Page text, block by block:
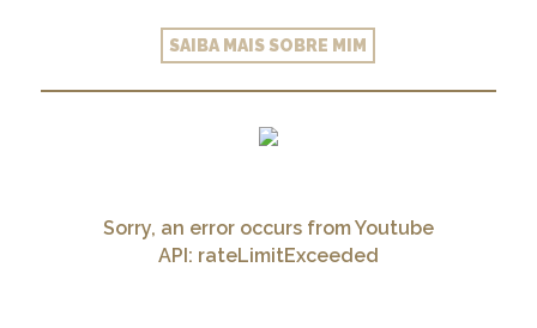
SAIBA MAIS SOBRE MIM
Sorry, an error occurs from Youtube
API: rateLimitExceeded